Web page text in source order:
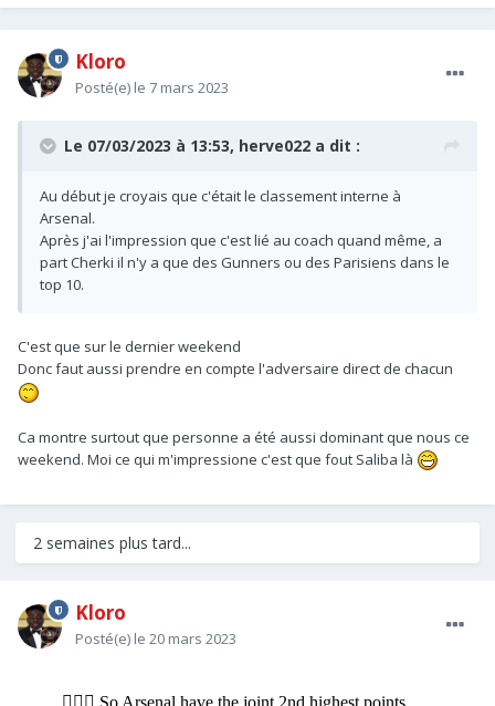
Kloro
Posté(e) le 7 mars 2023
Le 07/03/2023 à 13:53, herve022 a dit :
Au début je croyais que c'était le classement interne à
Arsenal.
Après j'ai l'impression que c'est lié au coach quand même, a
part Cherki il n'y a que des Gunners ou des Parisiens dans le
top 10.
C'est que sur le dernier weekend
Donc faut aussi prendre en compte l'adversaire direct de chacun
Ca montre surtout que personne a été aussi dominant que nous ce
weekend. Moi ce qui m'impressione c'est que fout Saliba là
2 semaines plus tard...
Kloro
Posté(e) le 20 mars 2023